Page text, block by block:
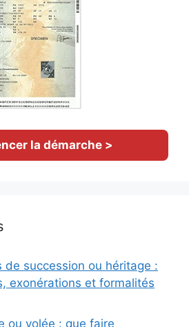
la démarche >
de succession ou héritage :
exonérations et formalités
ou volée : que faire